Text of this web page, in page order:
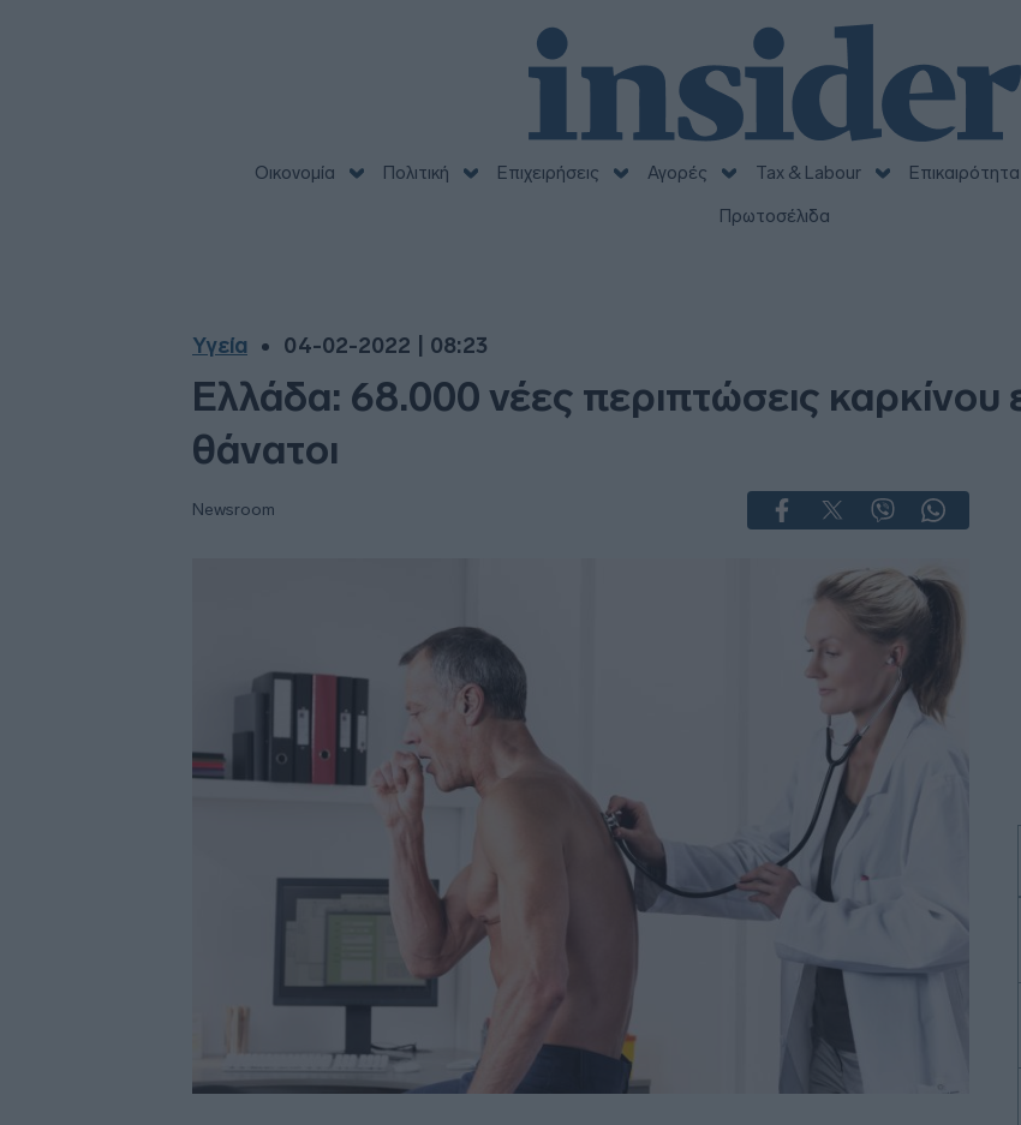
Οικονομία Πολιτική Επιχειρήσεις Αγορές Tax & Labour Επικαιρότητα
Πρωτοσέλιδα
Υγεία 04-02-2022 | 08:23
Ελλάδα: 68.000 νέες περιπτώσεις καρκίνου
θάνατοι
Newsroom